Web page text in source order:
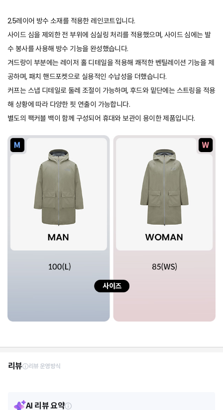
2.5레이어 방수 소재를 적용한 레인코트입니다.
사이드 심을 제외한 전 부위에 심실링 처리를 적용했으며, 사이드 심에는 발
수 봉사를 사용해 방수 기능을 완성했습니다.
겨드랑이 부분에는 레이저 홀 디테일을 적용해 쾌적한 벤틸레이션 기능을 제
공하며, 패치 핸드포켓으로 실용적인 수납성을 더했습니다.
커프는 스냅 디테일로 둘레 조절이 가능하며, 후드와 밑단에는 스트링을 적용
해 상황에 따라 다양한 핏 연출이 가능합니다.
별도의 팩커블 백이 함께 구성되어 휴대와 보관이 용이한 제품입니다.